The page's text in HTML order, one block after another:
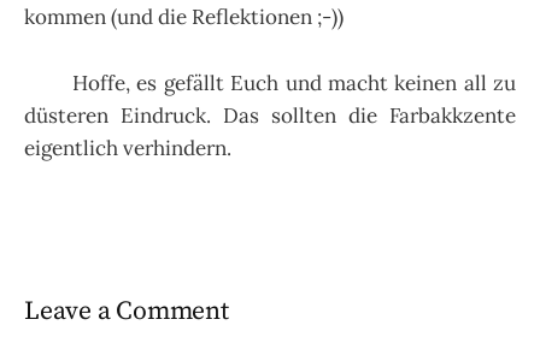
kommen (und die Reflektionen ;-))
Hoffe, es gefällt Euch und macht keinen all zu
düsteren Eindruck. Das sollten die Farbakkzente
eigentlich verhindern.
Leave a Comment